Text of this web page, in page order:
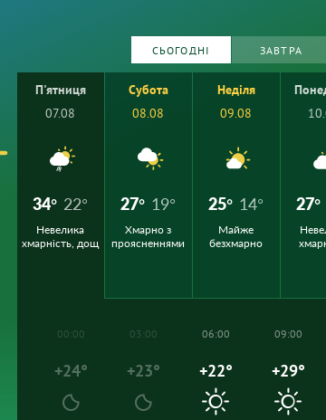
СЬОГОДНІ ЗАВТРА
П'ятниця
07.08
34° 22°
Невелика
хмарність, дощ
Субота
08.08
27° 19°
Хмарно з
проясненнями
Неділя
09.08
25° 14°
Майже
безхмарно
27°
00:00
+24°
03:00
+23°
06:00
+22°
09:00
+29°